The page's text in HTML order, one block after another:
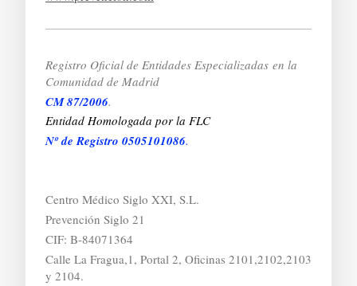
Registro Oficial de Entidades Especializadas en la
Comunidad de Madrid
CM 87/2006.
Entidad Homologada por la FLC
Nº de Registro 0505101086.
Centro Médico Siglo XXI, S.L.
Prevención Siglo 21
CIF: B-84071364
Calle La Fragua,1, Portal 2, Oficinas 2101,2102,2103
y 2104.